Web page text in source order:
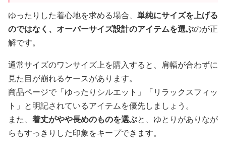
ゆったりした着心地を求める場合、 単純にサイズを上げる
のではなく、オーバーサイズ設計のアイテムを選ぶのが正
解です。
通常サイズのワンサイズ上を購入すると、肩幅が合わずに
見た目が崩れるケースがあります。
商品ページで「ゆったりシルエット」「リラックスフィッ
ト」と明記されているアイテムを優先しましょう。
また、 着丈がやや長めのものを選ぶと、ゆとりがありなが
らもすっきりした印象をキープできます。